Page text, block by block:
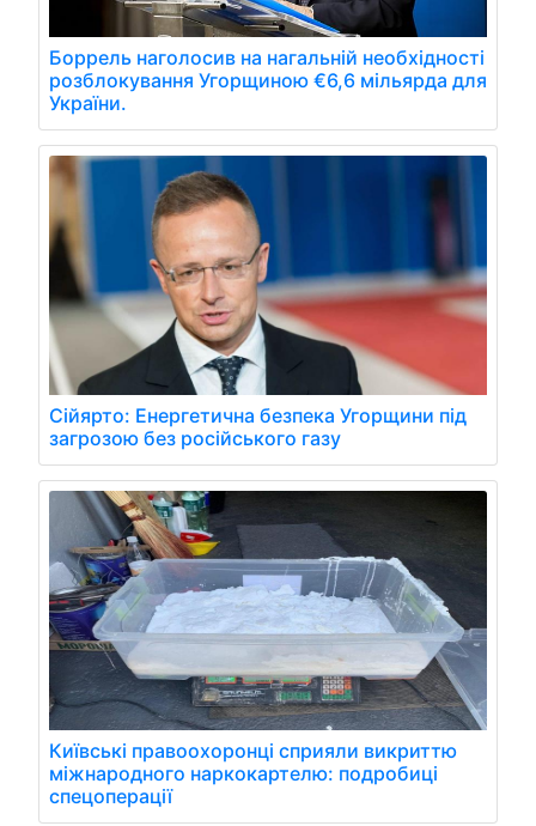
Боррель наголосив на нагальній необхідності
розблокування Угорщиною €6,6 мільярда для
України.
Сійярто: Енергетична безпека Угорщини під
загрозою без російського газу
Київські правоохоронці сприяли викриттю
міжнародного наркокартелю: подробиці
спецоперації